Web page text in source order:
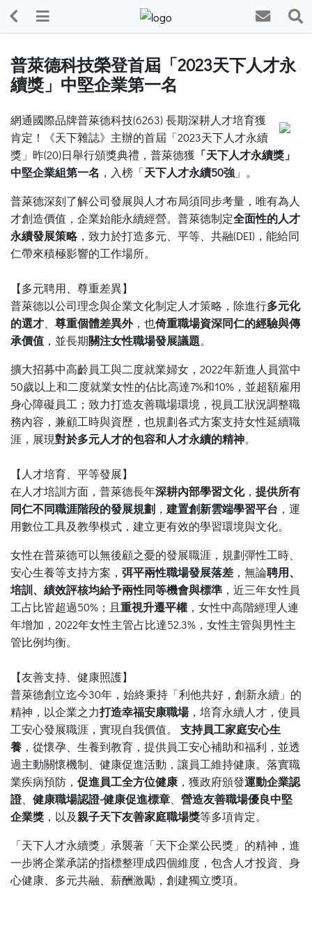
普萊德科技榮登首屆「2023天下人才永
續獎」中堅企業第一名
網通國際品牌普萊德科技(6263) 長期深耕人才培育獲
肯定！《天下雜誌》主辦的首屆「2023天下人才永續
獎」昨(20)日舉行頒獎典禮，普萊德獲 「天下人才永續獎」
中堅企業組第一名 ，入榜「天下人才永續50強 」。
普萊德深刻了解公司發展與人才布局須同步考量，唯有為人
才創造價值，企業始能永續經營。普萊德制定全面性的人才
永續發展策略，致力於打造多元、平等、共融(DEI)，能給同
仁帶來積極影響的工作場所。
【多元聘用、尊重差異】
普萊德以公司理念與企業文化制定人才策略，除進行多元化
的選才
尊重個體差異外，也倚重職場資深同仁的經驗與傳
承價值 ，並長期關注女性職場發展議題。
擴大招募中高齡員工與二度就業婦女，2022年新進人員當中
50歲以上和二度就業女性的佔比高達7%和10%，並超額雇用
身心障礙員工；致力打造友善職場環境，視員工狀況調整職
務內容，兼顧工時與資歷，也規劃各式方案支持女性延續職
涯，展現對於多元人才的包容和人才永續的精神。
【人才培育、平等發展】
在人才培訓方面，普萊德長年深耕內部學習文化， 提供所有
同仁不同職涯階段的發展規劃 ， 建置創新雲端學習平台 ，運
用數位工具及教學模式，建立更有效的學習環境與文化。
女性在普萊德可以無後顧之憂的發展職涯，規劃彈性工時、
安心生養等支持方案， 弭平兩性職場發展落差 ，無論聘用、
培訓、績效評核均給予兩性同等機會與標準 ，近三年女性員
工占比皆超過50%；且重視升遷平權 ，女性中高階經理人連
年增加，2022年女性主管占比達52.3%，女性主管與男性主
管比例均衡。
【友善支持、健康照護】
普萊德創立迄今30年，始終秉持「利他共好，創新永續」的
精神，以企業之力打造幸福安康職場，培育永續人才，使員
工安心發展職涯，實現自我價值。 支持員工家庭安心生
養 ，從懷孕、生養到教育，提供員工安心補助和福利，並透
過主動關懷機制、健康促進活動，讓員工維持健康。落實職
業疾病預防， 促進員工全方位健康 ，獲政府頒發運動企業認
證、 健康職場認證-健康促進標章
營造友善職場優良中堅
企業獎 ，以及親子天下友善家庭職場獎等多項肯定。
「天下人才永續獎」承襲著「天下企業公民獎」的精神，進
一步將企業承諾的指標整理成四個維度，包含人才投資、身
心健康、多元共融、薪酬激勵，創建獨立獎項。